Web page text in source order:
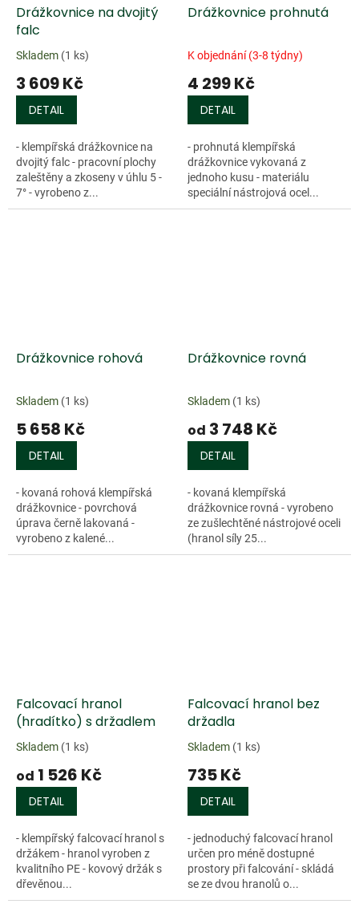
Drážkovnice na dvojitý
falc
Skladem (1 ks)
3 609 Kč
DETAIL
- klempířská drážkovnice na
dvojitý falc - pracovní plochy
zaleštěny a zkoseny v úhlu 5 -
7° - vyrobeno z...
Drážkovnice prohnutá
K objednání (3-8 týdny)
4 299 Kč
DETAIL
- prohnutá klempířská
drážkovnice vykovaná z
jednoho kusu - materiálu
speciální nástrojová ocel...
Drážkovnice rohová
Skladem (1 ks)
5 658 Kč
DETAIL
- kovaná rohová klempířská
drážkovnice - povrchová
úprava černě lakovaná -
vyrobeno z kalené...
Drážkovnice rovná
Skladem (1 ks)
od 3 748 Kč
DETAIL
- kovaná klempířská
drážkovnice rovná - vyrobeno
ze zušlechtěné nástrojové oceli
(hranol síly 25...
Falcovací hranol
(hradítko) s držadlem
Skladem (1 ks)
od 1 526 Kč
DETAIL
- klempířský falcovací hranol s
držákem - hranol vyroben z
kvalitního PE - kovový držák s
dřevěnou...
Falcovací hranol bez
držadla
Skladem (1 ks)
735 Kč
DETAIL
- jednoduchý falcovací hranol
určen pro méně dostupné
prostory při falcování - skládá
se ze dvou hranolů o...